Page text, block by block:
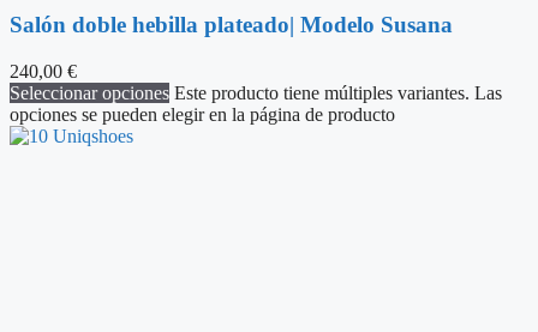
Salón doble hebilla plateado| Modelo Susana
240,00 €
Seleccionar opciones Este producto tiene múltiples variantes. Las
opciones se pueden elegir en la página de producto